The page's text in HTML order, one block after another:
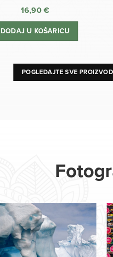
16,90€
DODAJ U KOŠARICU
POGLEDAJTE SVE